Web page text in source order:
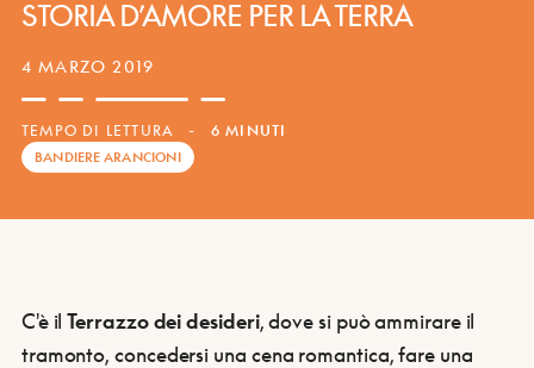
STORIA D’AMORE PER LA TERRA
4 MARZO 2019
TEMPO DI LETTURA - 6 MINUTI
BANDIERE ARANCIONI
C'è ilTerrazzo dei desideri, dove si può ammirare il
tramonto, concedersi una cena romantica, fare una